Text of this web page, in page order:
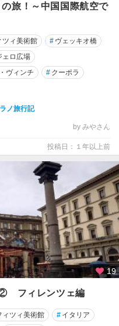
旅！～中国国際航空で
ツィ美術館 # ヴェッキオ橋
ェロ広場
ヴィンチ # クーポラ
ノ旅行記
by みやさん
投稿日：１年以上前
19
② フィレンツェ編
ィツィ美術館 # イタリア